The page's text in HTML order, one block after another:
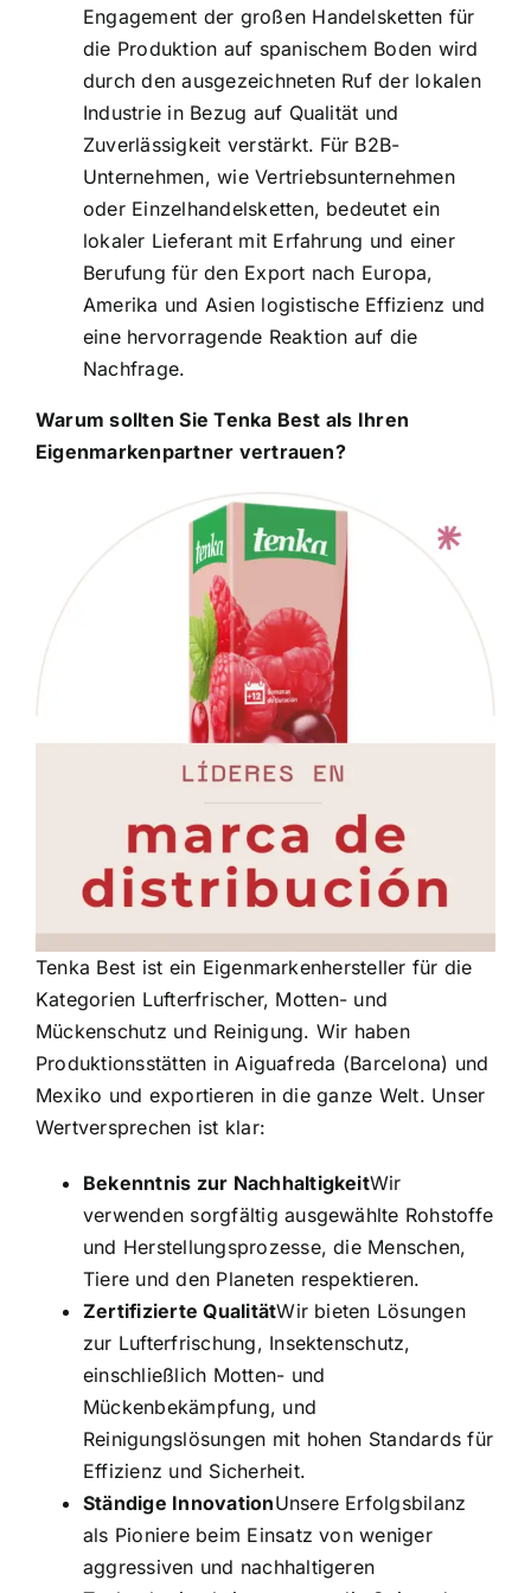
Engagement der großen Handelsketten für
die Produktion auf spanischem Boden wird
durch den ausgezeichneten Ruf der lokalen
Industrie in Bezug auf Qualität und
Zuverlässigkeit verstärkt. Für B2B-
Unternehmen, wie Vertriebsunternehmen
oder Einzelhandelsketten, bedeutet ein
lokaler Lieferant mit Erfahrung und einer
Berufung für den Export nach Europa,
Amerika und Asien logistische Effizienz und
eine hervorragende Reaktion auf die
Nachfrage.
Warum sollten Sie Tenka Best als Ihren
Eigenmarkenpartner vertrauen?
Tenka Best ist ein Eigenmarkenhersteller für die
Kategorien Lufterfrischer, Motten- und
Mückenschutz und Reinigung. Wir haben
Produktionsstätten in Aiguafreda (Barcelona) und
Mexiko und exportieren in die ganze Welt. Unser
Wertversprechen ist klar:
Bekenntnis zur NachhaltigkeitWir
verwenden sorgfältig ausgewählte Rohstoffe
und Herstellungsprozesse, die Menschen,
Tiere und den Planeten respektieren.
Zertifizierte QualitätWir bieten Lösungen
zur Lufterfrischung, Insektenschutz,
einschließlich Motten- und
Mückenbekämpfung, und
Reinigungslösungen mit hohen Standards für
Effizienz und Sicherheit.
Ständige InnovationUnsere Erfolgsbilanz
als Pioniere beim Einsatz von weniger
aggressiven und nachhaltigeren